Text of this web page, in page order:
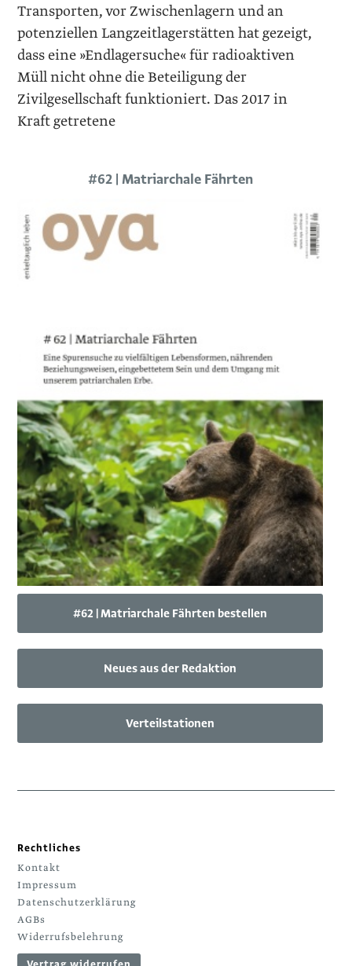
Transporten, vor Zwischenlagern und an
potenziellen Langzeitlagerstätten hat gezeigt,
dass eine »Endlagersuche« für radioaktiven
Müll nicht ohne die Beteiligung der
Zivilgesellschaft funktioniert. Das 2017 in
Kraft getretene
#62 | Matriarchale Fährten
#62 | Matriarchale Fährten bestellen
Neues aus der Redaktion
Verteilstationen
Rechtliches
Kontakt
Impressum
Datenschutzerklärung
AGBs
Widerrufsbelehrung